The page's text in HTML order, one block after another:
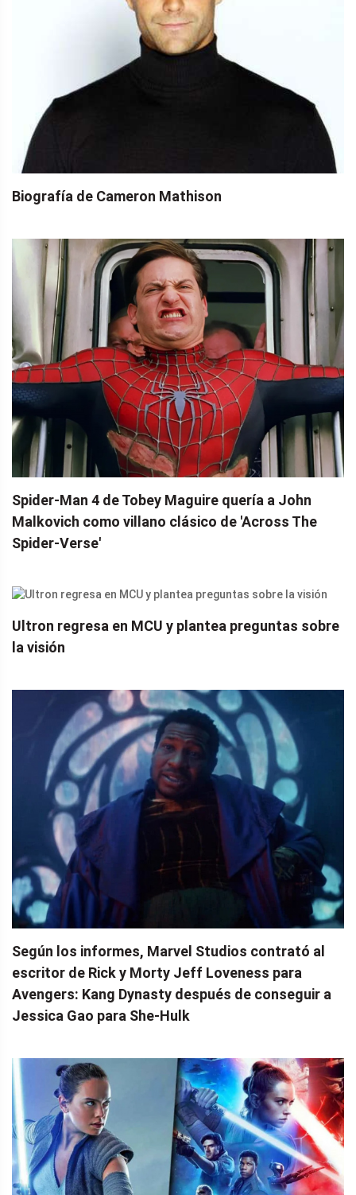
Biografía de Cameron Mathison
Spider-Man 4 de Tobey Maguire quería a John
Malkovich como villano clásico de 'Across The
Spider-Verse'
Ultron regresa en MCU y plantea preguntas sobre
la visión
Según los informes, Marvel Studios contrató al
escritor de Rick y Morty Jeff Loveness para
Avengers: Kang Dynasty después de conseguir a
Jessica Gao para She-Hulk